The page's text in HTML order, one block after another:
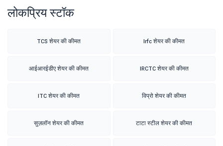
लोकप्रिय स्टॉक
TCS शेयर की कीमत Irfc शेयर की कीमत
आईआरईडीए शेयर की कीमत IRCTC शेयर की कीमत
ITC शेयर की कीमत विप्रो शेयर की कीमत
सुज़लॉन शेयर की कीमत टाटा स्टील शेयर की कीमत